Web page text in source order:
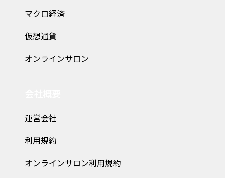
マクロ経済
仮想通貨
オンラインサロン
運営会社
利用規約
オンラインサロン利用規約